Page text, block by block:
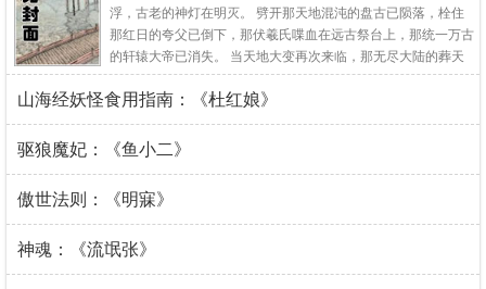
浮，古老的神灯在明灭。 劈开那天地混沌的盘古已陨落，栓住
那红日的夸父已倒下，那伏羲氏喋血在远古祭台上，那统一万古
的轩辕大帝已消失。 当天地大变再次来临，那无尽大陆的葬天
涯底开始涌动，一缕幽魂渐渐奏起这盛世落幕的华章——
山海经妖怪食用指南：《杜红娘》
驱狼魔妃：《鱼小二》
傲世法则：《明寐》
神魂：《流氓张》